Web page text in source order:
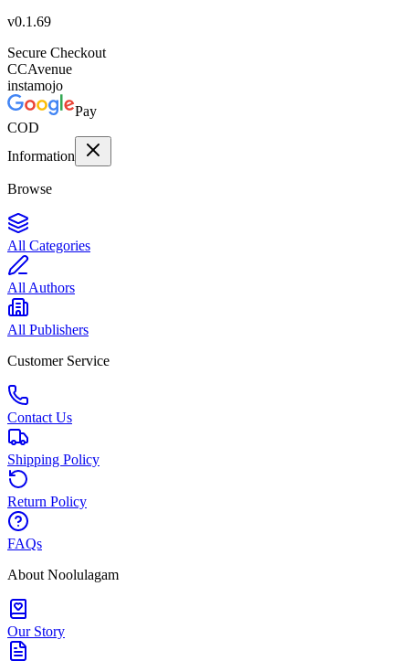
v0.1.69
Secure Checkout
CCAvenue
instamojo
Pay
COD
Information
Browse
All Categories
All Authors
All Publishers
Customer Service
Contact Us
Shipping Policy
Return Policy
FAQs
About Noolulagam
Our Story